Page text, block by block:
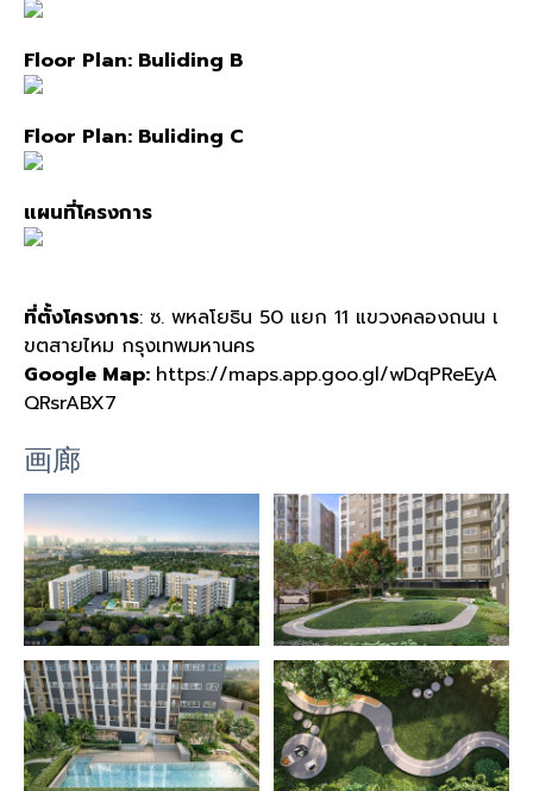
Floor Plan: Buliding B
Floor Plan: Buliding C
แผนที่โครงการ
ที่ตั้งโครงการ: ซ. พหลโยธิน 50 แยก 11 แขวงคลองถนน เ
ขตสายไหม กรุงเทพมหานคร
Google Map: https://maps.app.goo.gl/wDqPReEyA
QRsrABX7
画廊